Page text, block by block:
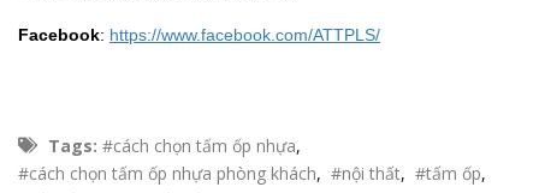
Facebook: https://www.facebook.com/ATTPLS/
Tags: #cách chọn tấm ốp nhựa,
#cách chọn tấm ốp nhựa phòng khách, #nội thất, #tấm ốp,